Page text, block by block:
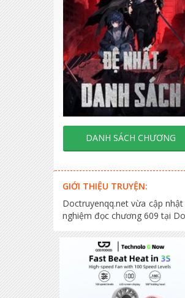
DANH SÁCH CHƯƠNG
GIỚI THIỆU TRUYỆN:
Doctruyenqq.net vừa cập
nghiệm đọc chương 609 tại